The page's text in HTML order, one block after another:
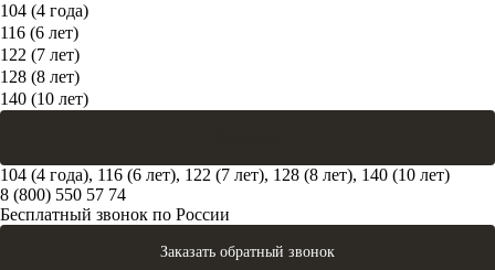
104 (4 года)
116 (6 лет)
122 (7 лет)
128 (8 лет)
140 (10 лет)
104 (4 года), 116 (6 лет), 122 (7 лет), 128 (8 лет), 140 (10 лет)
8 (800) 550 57 74
Бесплатный звонок по России
Заказать обратный звонок